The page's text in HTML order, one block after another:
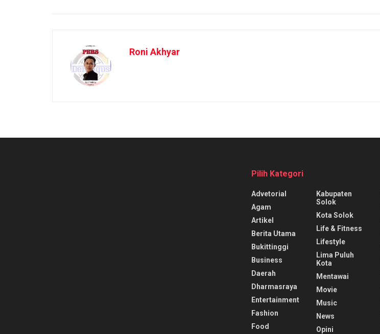
Roni Akhyar
Pilih Kategori
Advetorial
Agam
Artikel
Berita Utama
Bukittinggi
Business
Daerah
Dharmasraya
Entertainment
Fashion
Food
Kabupaten
Solok
Kota Solok
Life & Fitness
Lifestyle
Lima Puluh
Kota
Mentawai
Movie
Music
News
Opini